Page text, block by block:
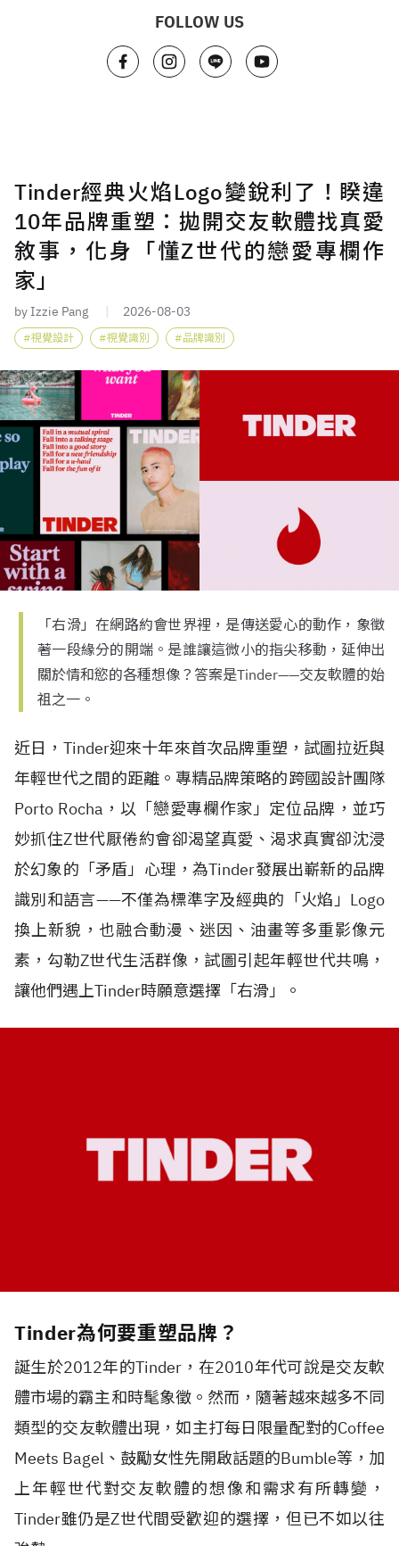
FOLLOW US
Tinder經典火焰Logo變銳利了！睽違
10年品牌重塑：拋開交友軟體找真愛
敘事，化身「懂Z世代的戀愛專欄作
家」
by Izzie Pang 2026-08-03
視覺設計 視覺識別 品牌識別
「右滑」在網路約會世界裡，是傳送愛心的動作，象徵
著一段緣分的開端。是誰讓這微小的指尖移動，延伸出
關於情和慾的各種想像？答案是Tinder——交友軟體的始
祖之一。
近日，Tinder迎來十年來首次品牌重塑，試圖拉近與
年輕世代之間的距離。專精品牌策略的跨國設計團隊
Porto Rocha，以「戀愛專欄作家」定位品牌，並巧
妙抓住Z世代厭倦約會卻渴望真愛、渴求真實卻沈浸
於幻象的「矛盾」心理，為Tinder發展出嶄新的品牌
識別和語言——不僅為標準字及經典的「火焰」Logo
換上新貌，也融合動漫、迷因、油畫等多重影像元
素，勾勒Z世代生活群像，試圖引起年輕世代共鳴，
讓他們遇上Tinder時願意選擇「右滑」。
Tinder為何要重塑品牌？
誕生於2012年的Tinder，在2010年代可說是交友軟
體市場的霸主和時髦象徵。然而，隨著越來越多不同
類型的交友軟體出現，如主打每日限量配對的Coffee
Meets Bagel、鼓勵女性先開啟話題的Bumble等，加
上年輕世代對交友軟體的想像和需求有所轉變，
Tinder雖仍是Z世代間受歡迎的選擇，但已不如以往